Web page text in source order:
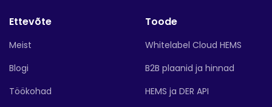
Ettevõte
Meist
Blogi
Töökohad
Toode
Whitelabel Cloud HEMS
B2B plaanid ja hinnad
HEMS ja DER API